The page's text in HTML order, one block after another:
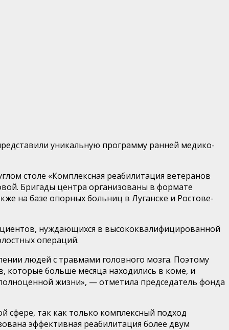
уникальную программу ранней медико-
столе «Комплексная реабилитация ветеранов
Бригады центра организованы в формате
на базе опорных больниц в Луганске и Ростове-
нуждающихся в высококвалифицированной
операций.
людей с травмами головного мозга. Поэтому
которые больше месяца находились в коме, и
жизни», — отметила председатель фонда
так как только комплексный подход
эффективная реабилитация более двум